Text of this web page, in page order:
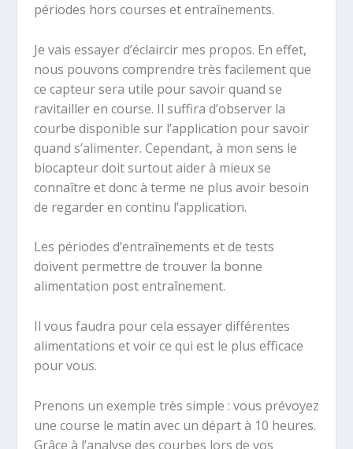
périodes hors courses et entraînements.
Je vais essayer d’éclaircir mes propos. En effet,
nous pouvons comprendre très facilement que
ce capteur sera utile pour savoir quand se
ravitailler en course. Il suffira d’observer la
courbe disponible sur l’application pour savoir
quand s’alimenter. Cependant, à mon sens le
biocapteur doit surtout aider à mieux se
connaître et donc à terme ne plus avoir besoin
de regarder en continu l’application.
Les périodes d’entraînements et de tests
doivent permettre de trouver la bonne
alimentation post entraînement.
Il vous faudra pour cela essayer différentes
alimentations et voir ce qui est le plus efficace
pour vous.
Prenons un exemple très simple : vous prévoyez
une course le matin avec un départ à 10 heures.
Grâce à l’analyse des courbes lors de vos